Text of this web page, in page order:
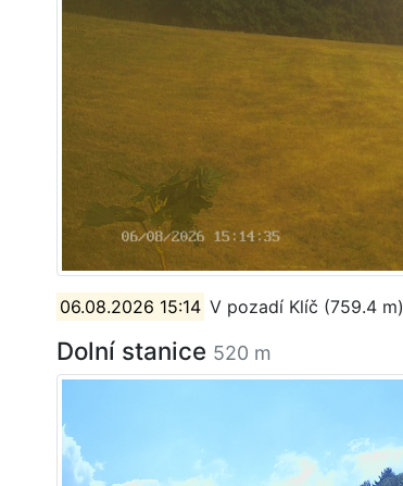
06.08.2026 15:14 V pozadí Klíč (759.4 m)
Dolní stanice 520 m